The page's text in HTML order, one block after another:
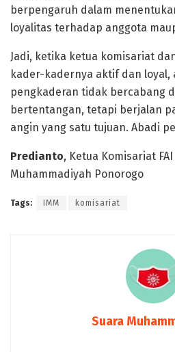
berpengaruh dalam
loyalitas terhadap anggota
Jadi, ketika ketua komisariat
kader-kadernya aktif dan
pengkaderan tidak bercabang
bertentangan, tetapi berjalan
angin yang satu tujuan. Abadi
Predianto, Ketua Komisariat
Muhammadiyah Ponorogo
Tags: IMM komisariat
Suara